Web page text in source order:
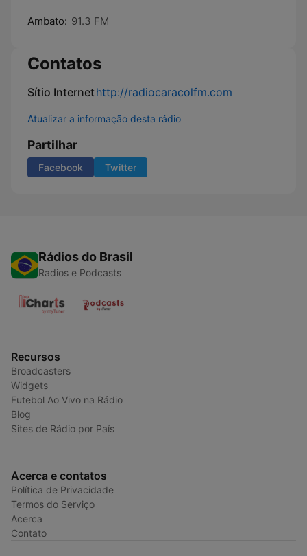
Ambato: 91.3 FM
Contatos
Sítio Internethttp://radiocaracolfm.com
Atualizar a informação desta rádio
Partilhar
Facebook Twitter
Rádios do Brasil
Radios e Podcasts
Recursos
Broadcasters
Widgets
Futebol Ao Vivo na Rádio
Blog
Sites de Rádio por País
Acerca e contatos
Política de Privacidade
Termos do Serviço
Acerca
Contato